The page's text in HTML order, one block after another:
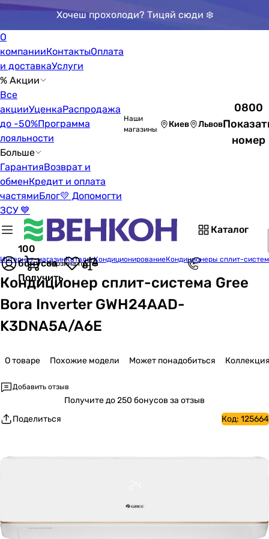
Хочеш прохолоди? Тицяй сюди ❄️
О
компанииКонтактыОплата
и доставкаУслуги
% Акции
Все
акцииУценкаРаспродажа
до -50%Программа
лояльности
Больше
ГарантияВозврат и
обменКредит и оплата
частямиБлог💛 Допомогти
ЗСУ 💙
Наши
магазины
Киев Львов
0800
номер
Каталог
100
бонусов
Получить
Корзина пуста
Интернет-магазинКаталогКондиционированиеКондиционеры сплит-
Кондиционер сплит-система Gree
Bora Inverter GWH24AAD-
K3DNA5A/A6E
О товаре Похожие модели Может понадобиться
Добавить отзыв
Получитедо 250 бонусов за отзыв
Поделиться
Код: 125664